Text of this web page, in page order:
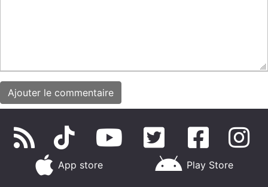
App store Play Store